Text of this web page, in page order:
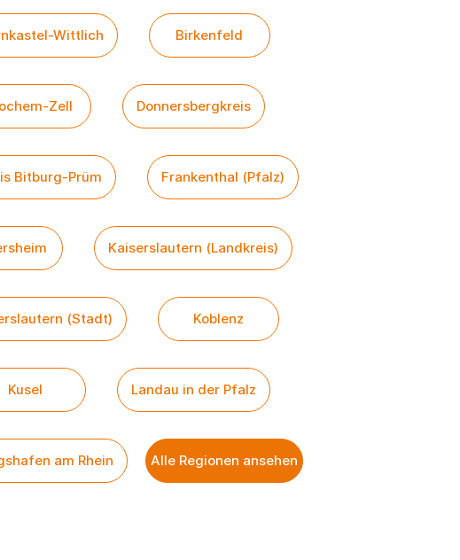
Wittlich Birkenfeld
Zell Donnersbergkreis
Bitburg-Prüm Frankenthal (Pfalz)
Kaiserslautern (Landkreis)
(Stadt) Koblenz
Kusel Landau in der Pfalz
am Rhein Alle Regionen ansehen